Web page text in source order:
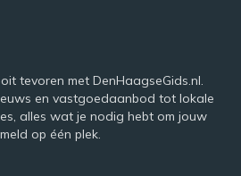
tevoren met DenHaagseGids.nl.
en vastgoedaanbod tot lokale
alles wat je nodig hebt om jouw
op één plek.